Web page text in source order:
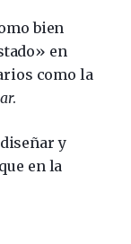
bien
en
como la
.
y
en la